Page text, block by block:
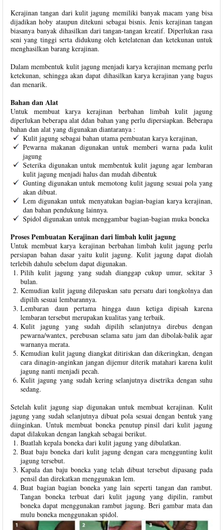
Kerajinan tangan dari kulit jagung memiliki banyak macam yang bisa
dijadikan hoby ataupun ditekuni sebagai bisnis. Jenis kerajinan tangan
biasanya banyak dihasilkan dari tangan-tangan kreatif. Diperlukan rasa
seni yang tinggi serta didukung oleh ketelatenan dan ketekunan untuk
menghasilkan barang kerajinan.
Dalam membentuk kulit jagung menjadi karya kerajinan memang perlu
ketekunan, sehingga akan dapat dihasilkan karya kerajinan yang bagus
dan menarik.
Bahan dan Alat
Untuk membuat karya kerajinan berbahan limbah kulit jagung
diperlukan beberapa alat ddan bahan yang perlu dipersiapkan. Beberapa
bahan dan alat yang digunakan diantaranya :
Kulit jagung sebagai bahan utama pembuatan karya kerajinan,
Pewarna makanan digunakan untuk memberi warna pada kulit
jagung
Seterika digunakan untuk membentuk kulit jagung agar lembaran
kulit jagung menjadi halus dan mudah dibentuk
Gunting digunakan untuk memotong kulit jagung sesuai pola yang
akan dibuat.
Lem digunakan untuk menyatukan bagian-bagian karya kerajinan,
dan bahan pendukung lainnya.
Spidol digunakan untuk menggambar bagian-bagian muka boneka
Proses Pembuatan Kerajinan dari limbah kulit jagung
Untuk membuat karya kerajinan berbahan limbah kulit jagung perlu
persiapan bahan dasar yaitu kulit jagung. Kulit jagung dapat diolah
terlebih dahulu sebelum dapat digunakan.
Pilih kulit jagung yang sudah dianggap cukup umur, sekitar 3
bulan.
Kemudian kulit jagung dilepaskan satu persatu dari tongkolnya dan
dipilih sesuai lembarannya.
Lembaran daun pertama hingga daun ketiga dipisah karena
lembaran tersebut merupakan kualitas yang terbaik.
Kulit jagung yang sudah dipilih selanjutnya direbus dengan
pewarna/wantex, perebusan selama satu jam dan dibolak-balik agar
warnanya merata.
Kemudian kulit jagung diangkat ditiriskan dan dikeringkan, dengan
cara dinagin-anginkan jangan dijemur diterik matahari karena kulit
jagung nanti menjadi pecah.
Kulit jagung yang sudah kering selanjutnya disetrika dengan suhu
sedang.
Setelah kulit jagung siap digunakan untuk membuat kerajinan. Kulit
jagung yang sudah selanjutnya dibuat pola sesuai dengan bentuk yang
diinginkan. Untuk membuat boneka penutup pinsil dari kulit jagung
dapat dilakukan dengan langkah sebagai berikut.
Buatlah kepala boneka dari kulit jagung yang dibulatkan.
Buat baju boneka dari kulit jagung dengan cara menggunting kulit
jagung tersebut.
Kapala dan baju boneka yang telah dibuat tersebut dipasang pada
pensil dan direkatkan menggunakan lem.
Buat bagian bagian boneka yang lain seperti tangan dan rambut.
Tangan boneka terbuat dari kulit jagung yang dipilin, rambut
boneka dapat menggunakan rambut jagung. Beri gambar mata dan
mulu boneka menggunakan spidol.